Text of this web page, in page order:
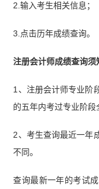
2.输入考生相关信息；
3.点击历年成绩查询。
注册会计师成绩查询须
1、注册会计师专业阶
的五年内考过专业阶段
2、考生查询最近一年
不同。
查询最新一年的考试